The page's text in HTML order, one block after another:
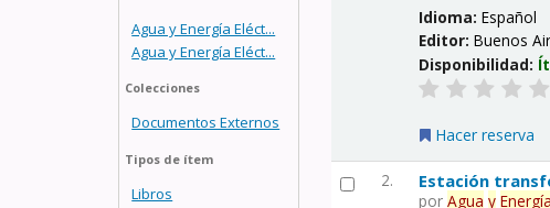
Agua y Energía Eléct...
Agua y Energía Eléct...
Colecciones
Documentos Externos
Tipos de ítem
Libros
Idioma:Español
Editor:Buenos
Disponibilidad:
Hacer reserva
2. Estación
porAgua y Energía